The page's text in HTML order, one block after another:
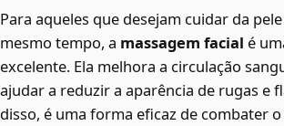
Para aqueles que desejam cuidar da
mesmo tempo, a massagem facial é
excelente. Ela melhora a circulação
ajudar a reduzir a aparência de rugas e
disso, é uma forma eficaz de combater o